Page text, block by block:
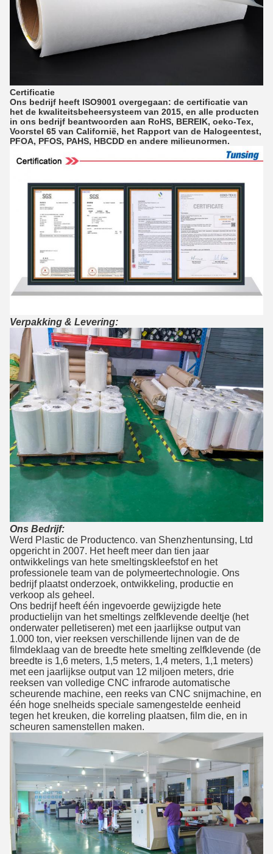
Certificatie
Ons bedrijf heeft ISO9001 overgegaan: de certificatie van
het de kwaliteitsbeheersysteem van 2015, en alle producten
in ons bedrijf beantwoorden aan RoHS, BEREIK, oeko-Tex,
Voorstel 65 van Californië, het Rapport van de Halogeentest,
PFOA, PFOS, PAHS, HBCDD en andere milieunormen.
Verpakking & Levering:
Ons Bedrijf:
Werd Plastic de Productenco. van Shenzhentunsing, Ltd
opgericht in 2007. Het heeft meer dan tien jaar
ontwikkelings van hete smeltingskleefstof en het
professionele team van de polymeertechnologie. Ons
bedrijf plaatst onderzoek, ontwikkeling, productie en
verkoop als geheel.
Ons bedrijf heeft één ingevoerde gewijzigde hete
productielijn van het smeltings zelfklevende deeltje (het
onderwater pelletiseren) met een jaarlijkse output van
1.000 ton, vier reeksen verschillende lijnen van de de
filmdeklaag van de breedte hete smelting zelfklevende (de
breedte is 1,6 meters, 1,5 meters, 1,4 meters, 1,1 meters)
met een jaarlijkse output van 12 miljoen meters, drie
reeksen van volledige CNC infrarode automatische
scheurende machine, een reeks van CNC snijmachine, en
één hoge snelheids speciale samengestelde eenheid
tegen het kreuken, die korreling plaatsen, film die, en in
scheuren samenstellen maken.